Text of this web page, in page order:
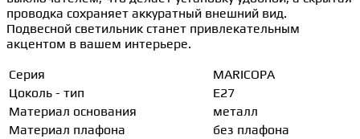
проводка сохраняет аккуратный внешний вид.
Подвесной светильник станет привлекательным
акцентом в вашем интерьере.
Серия
MARICOPA
Цоколь - тип
E27
Материал основания
металл
Материал плафона
без плафона